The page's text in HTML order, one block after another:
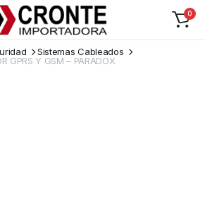
0
Sistemas Cableados
GPRS Y GSM – PARADOX